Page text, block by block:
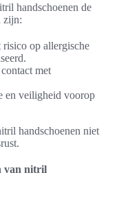
handschoenen de
zijn:
risico op allergische
met
en veiligheid voorop
handschoenen niet
van nitril